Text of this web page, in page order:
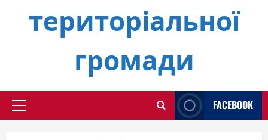
територіальної
громади
Primary
FACEBOOK